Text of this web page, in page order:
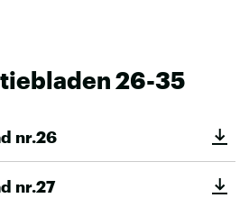
26-35
nr.26
nr.27